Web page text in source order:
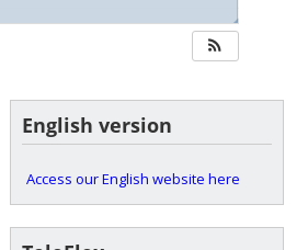
◢
English version
Access our English website here